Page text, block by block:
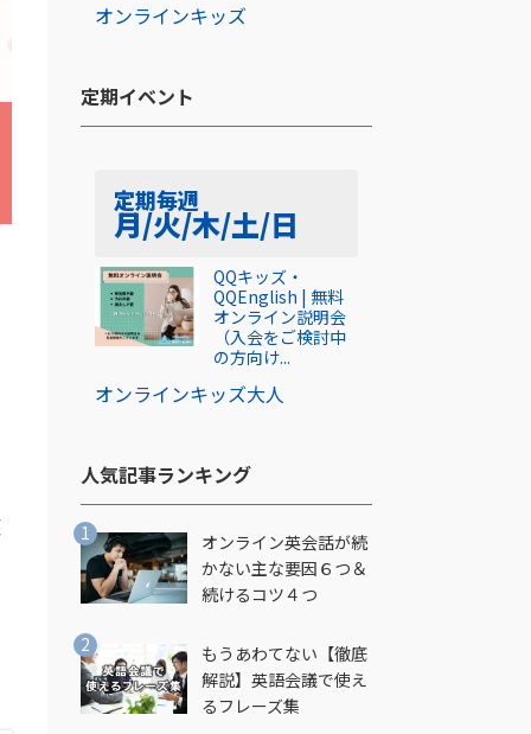
オンラインキッズ
定期イベント​
定期毎週
月/火/木/土/日
オンラインキッズ大人
QQキッズ・
QQEnglish | 無料
オンライン説明会
（入会をご検討中
の方向け...
人気記事ランキング​
オンライン英会話が続
かない主な要因６つ＆
続けるコツ４つ
もうあわてない【徹底
解説】英語会議で使え
るフレーズ集